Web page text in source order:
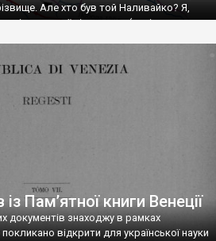
Але хто був той Наливайко? Я,
історичної літератури (навіть
Радянська література зробила з нього
Пам’ятної книги Венеції
документів знаходжу в рамках
відкрити для української науки